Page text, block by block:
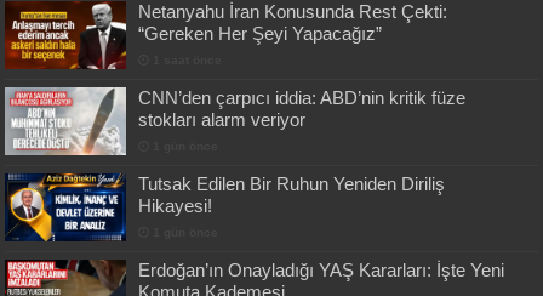
Netanyahu İran Konusunda Rest Çekti:
“Gereken Her Şeyi Yapacağız”
CNN’den çarpıcı iddia: ABD’nin kritik füze
stokları alarm veriyor
Tutsak Edilen Bir Ruhun Yeniden Diriliş
Hikayesi!
Erdoğan’ın Onayladığı YAŞ Kararları: İşte Yeni